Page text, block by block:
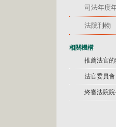
相關機構
推薦法官
法官委員會
終審法院
司法年度
法院刊物